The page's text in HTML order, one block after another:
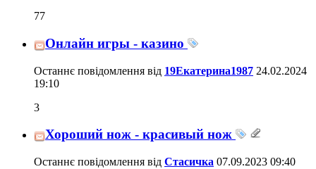
77
Онлайн игры - казино
Останнє повідомлення від 19Екатерина1987 24.02.2024
19:10
3
Хороший нож - красивый нож
Останнє повідомлення від Стасичка 07.09.2023 09:40